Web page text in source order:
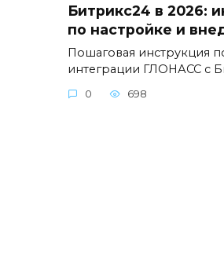
Битрикс24 в 2026:
по настройке и
Пошаговая инструкция
интеграции ГЛОНАСС с
0 698